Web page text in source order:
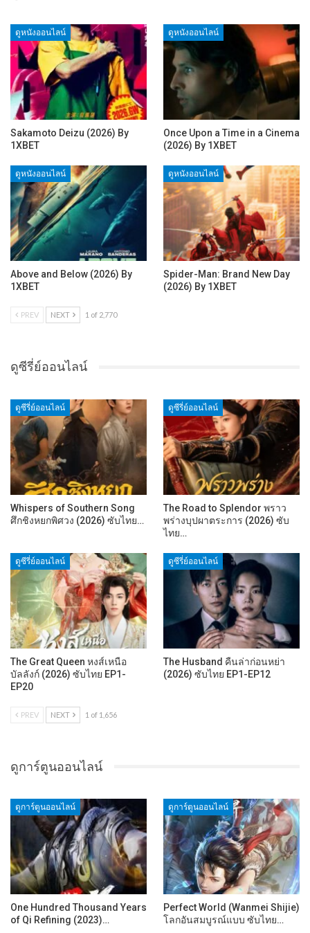
ดูหนังออนไลน์
Sakamoto Deizu (2026) By
1XBET
ดูหนังออนไลน์
Once Upon a Time in a Cinema
(2026) By 1XBET
ดูหนังออนไลน์
Above and Below (2026) By
1XBET
ดูหนังออนไลน์
Spider-Man: Brand New Day
(2026) By 1XBET
PREV NEXT 1 of 2,770
ดูซีรี่ย์ออนไลน์
ดูซีรี่ย์ออนไลน์
Whispers of Southern Song
ศึกชิงหยกพิศวง (2026) ซับไทย…
ดูซีรี่ย์ออนไลน์
The Road to Splendor พราว
พร่างบุปผาตระการ (2026) ซับ
ไทย…
ดูซีรี่ย์ออนไลน์
The Great Queen หงส์เหนือ
บัลลังก์ (2026) ซับไทย EP1-
EP20
ดูซีรี่ย์ออนไลน์
The Husband คืนล่าก่อนหย่า
(2026) ซับไทย EP1-EP12
PREV NEXT 1 of 1,656
ดูการ์ตูนออนไลน์
ดูการ์ตูนออนไลน์
One Hundred Thousand Years
of Qi Refining (2023)…
ดูการ์ตูนออนไลน์
Perfect World (Wanmei Shijie)
โลกอันสมบูรณ์แบบ ซับไทย…